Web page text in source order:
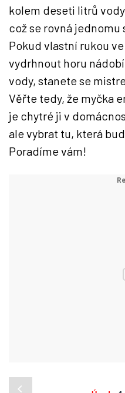
kolem deseti litrů
což se rovná
Pokud vlastní rukou
vydrhnout horu
vody, stanete se
Věřte tedy, že myčka
je chytré ji v
ale vybrat tu, která
Poradíme vám!